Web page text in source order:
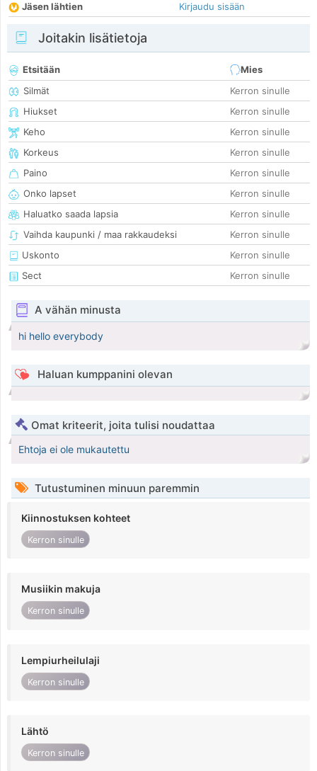
Jäsen lähtien
Kirjaudu sisään
Joitakin lisätietoja
Etsitään
Mies
Silmät
Kerron sinulle
Hiukset
Kerron sinulle
Keho
Kerron sinulle
Korkeus
Kerron sinulle
Paino
Kerron sinulle
Onko lapset
Kerron sinulle
Haluatko saada lapsia
Kerron sinulle
Vaihda kaupunki / maa rakkaudeksi
Kerron sinulle
Uskonto
Kerron sinulle
Sect
Kerron sinulle
A vähän minusta
hi hello everybody
Haluan kumppanini olevan
Omat kriteerit, joita tulisi noudattaa
Ehtoja ei ole mukautettu
Tutustuminen minuun paremmin
Kiinnostuksen kohteet
Kerron sinulle
Musiikin makuja
Kerron sinulle
Lempiurheilulaji
Kerron sinulle
Lähtö
Kerron sinulle